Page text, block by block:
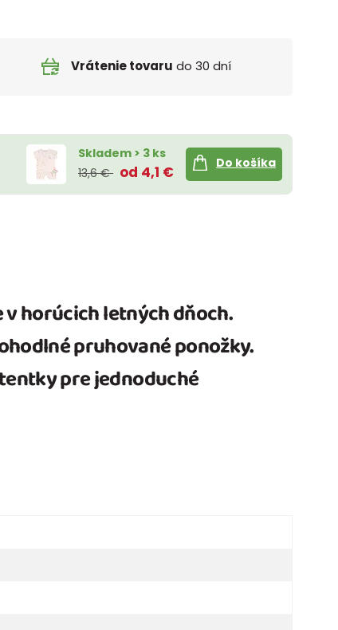
Vrátenie tovaru do 30 dní
Skladem > 3 ks
13,6 € od 4,1 €
Do košíka
horúcich letných dňoch.
pruhované ponožky.
pre jednoduché